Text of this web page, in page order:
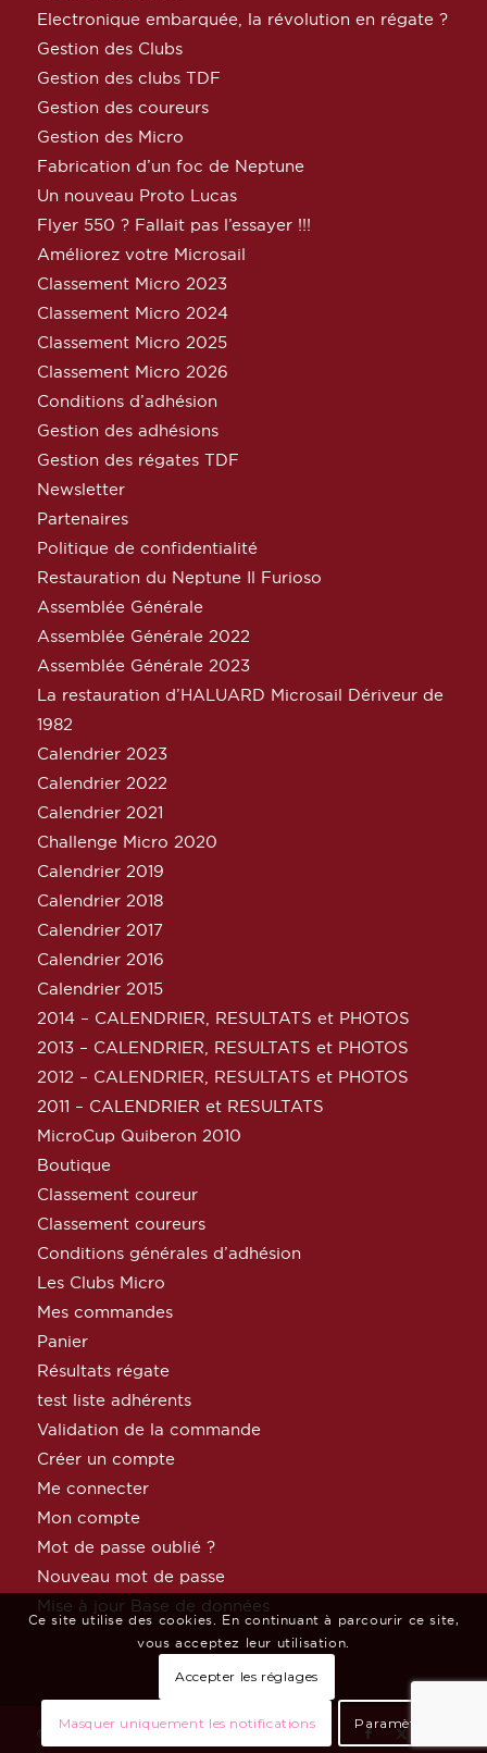
Electronique embarquée, la révolution en régate ?
Gestion des Clubs
Gestion des clubs TDF
Gestion des coureurs
Gestion des Micro
Fabrication d’un foc de Neptune
Un nouveau Proto Lucas
Flyer 550 ? Fallait pas l’essayer !!!
Améliorez votre Microsail
Classement Micro 2023
Classement Micro 2024
Classement Micro 2025
Classement Micro 2026
Conditions d’adhésion
Gestion des adhésions
Gestion des régates TDF
Newsletter
Partenaires
Politique de confidentialité
Restauration du Neptune Il Furioso
Assemblée Générale
Assemblée Générale 2022
Assemblée Générale 2023
La restauration d’HALUARD Microsail Dériveur de
1982
Calendrier 2023
Calendrier 2022
Calendrier 2021
Challenge Micro 2020
Calendrier 2019
Calendrier 2018
Calendrier 2017
Calendrier 2016
Calendrier 2015
2014 – CALENDRIER, RESULTATS et PHOTOS
2013 – CALENDRIER, RESULTATS et PHOTOS
2012 – CALENDRIER, RESULTATS et PHOTOS
2011 – CALENDRIER et RESULTATS
MicroCup Quiberon 2010
Boutique
Classement coureur
Classement coureurs
Conditions générales d’adhésion
Les Clubs Micro
Mes commandes
Panier
Résultats régate
test liste adhérents
Validation de la commande
Créer un compte
Me connecter
Mon compte
Mot de passe oublié ?
Nouveau mot de passe
Mise à jour Base de données
© Copyright MicroClass France parCéphée Net
Ce site utilise des cookies. En continuant à parcourir ce site,
vous acceptez leur utilisation.
Accepter les réglages
Masquer uniquement les notifications Paramètres